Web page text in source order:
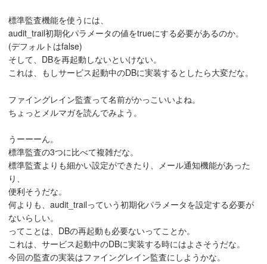
標準監査機能を使うには、
audit_trail初期化パラメータの値をtrueにする必要があるのか。
(デフォルトはfalse)
そして、DBを再起動しないといけない。
これは、もしサービス起動中のDBに実装するとしたら大変だな。
ファイングレイン監査って名前がかっこいいよね。
ちょっとメルマガを読んでみよう。
うーーーん。
標準監査の3つに比べて複雑だな。
標準監査よりも細かい設定ができたり、メール通知機能があった
り、
便利そうだな。
何よりも、audit_trailっていう初期化パラメータを設定する必要が
ないらしい。
ってことは、DBの再起動も必要ないってことか。
これは、サービス起動中のDBに実装する時にはよさそうだな。
今回の監査の実装はファイングレイン監査にしようかな。